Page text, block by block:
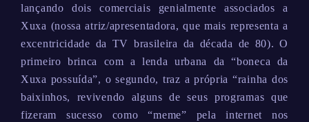
lançando dois comerciais genialmente associados a
Xuxa (nossa atriz/apresentadora, que mais representa a
excentricidade da TV brasileira da década de 80). O
primeiro brinca com a lenda urbana da “boneca da
Xuxa possuída”, o segundo, traz a própria “rainha dos
baixinhos, revivendo alguns de seus programas que
fizeram sucesso como “meme” pela internet nos